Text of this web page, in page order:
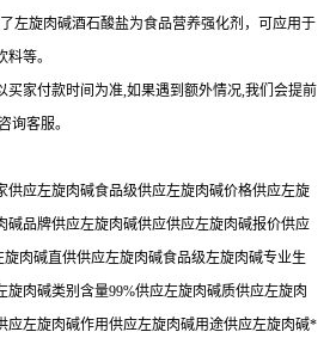
左旋肉碱酒石酸盐为食品营养强化剂，可应用于
料等。
买家付款时间为准,如果遇到额外情况,我们会提前
询客服。
供应左旋肉碱食品级供应左旋肉碱价格供应左旋
碱品牌供应左旋肉碱供应供应左旋肉碱报价供应
肉碱直供供应左旋肉碱食品级左旋肉碱专业生
旋肉碱类别含量99%供应左旋肉碱质供应左旋肉
应左旋肉碱作用供应左旋肉碱用途供应左旋肉碱*